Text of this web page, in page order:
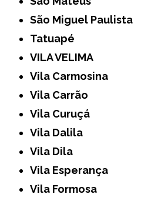
São Miguel Paulista
Tatuapé
VILA VELIMA
Vila Carmosina
Vila Carrão
Vila Curuçá
Vila Dalila
Vila Dila
Vila Esperança
Vila Formosa